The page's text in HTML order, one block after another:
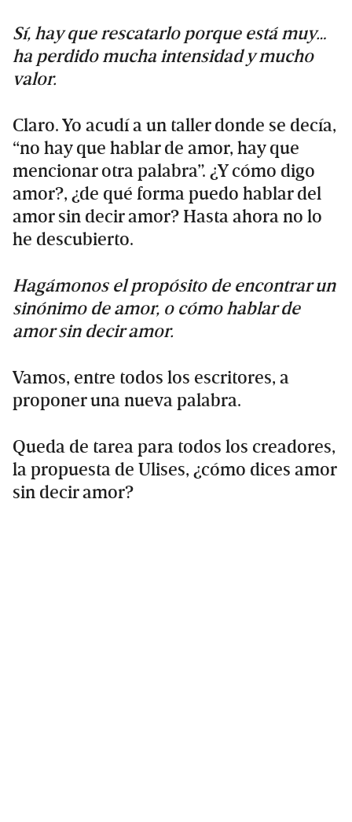
Sí, hay que rescatarlo porque está muy…
ha perdido mucha intensidad y mucho
valor.
Claro. Yo acudí a un taller donde se decía,
“no hay que hablar de amor, hay que
mencionar otra palabra”. ¿Y cómo digo
amor?, ¿de qué forma puedo hablar del
amor sin decir amor? Hasta ahora no lo
he descubierto.
Hagámonos el propósito de encontrar un
sinónimo de amor, o cómo hablar de
amor sin decir amor.
Vamos, entre todos los escritores, a
proponer una nueva palabra.
Queda de tarea para todos los creadores,
la propuesta de Ulises, ¿cómo dices amor
sin decir amor?